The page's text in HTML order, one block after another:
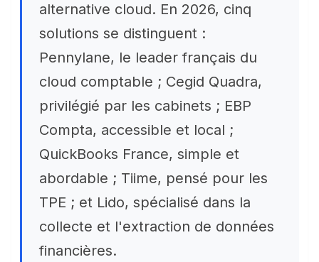
alternative cloud. En 2026, cinq
solutions se distinguent :
Pennylane, le leader français du
cloud comptable ; Cegid Quadra,
privilégié par les cabinets ; EBP
Compta, accessible et local ;
QuickBooks France, simple et
abordable ; Tiime, pensé pour les
TPE ; et Lido, spécialisé dans la
collecte et l'extraction de données
financières.